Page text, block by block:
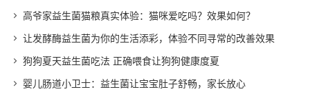
高爷家益生菌猫粮真实体验：猫咪爱吃吗？效果如何？
让发酵酶益生菌为你的生活添彩，体验不同寻常的改善效果
狗狗夏天益生菌吃法 正确喂食让狗狗健康度夏
婴儿肠道小卫士：益生菌让宝宝肚子舒畅，家长放心